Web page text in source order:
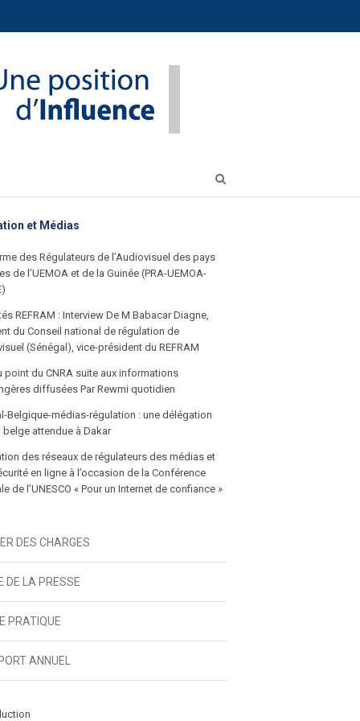
et Médias
des Régulateurs de l’Audiovisuel des pays
de l’UEMOA et de la Guinée (PRA-UEMOA-
REFRAM : Interview De M Babacar Diagne,
du Conseil national de régulation de
(Sénégal), vice-président du REFRAM
point du CNRA suite aux informations
diffusées Par Rewmi quotidien
Belgique-médias-régulation : une délégation
belge attendue à Dakar
des réseaux de régulateurs des médias et
en ligne à l’occasion de la Conférence
de l’UNESCO « Pour un Internet de confiance »
DES CHARGES
DE LA PRESSE
PRATIQUE
ANNUEL